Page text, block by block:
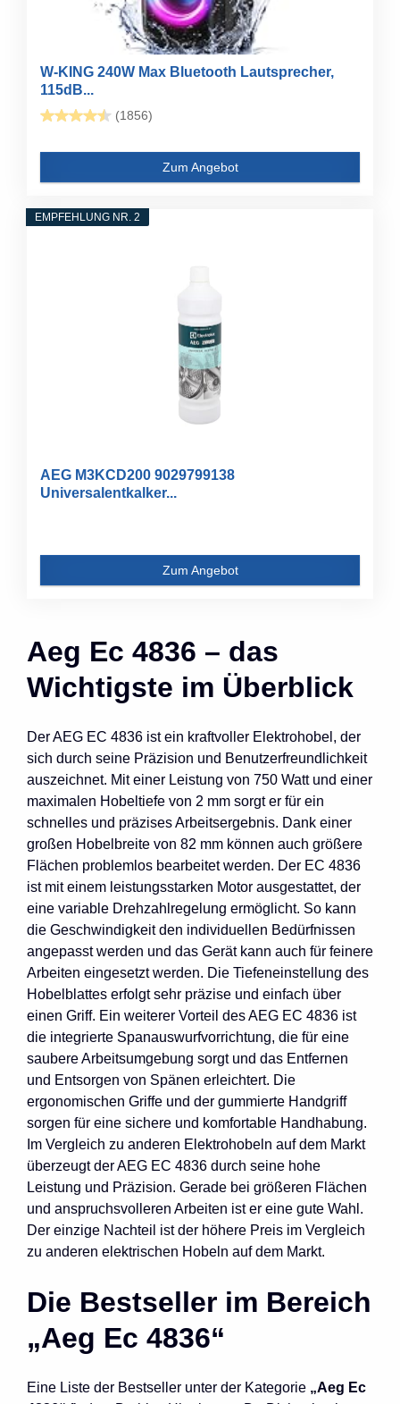
W-KING 240W Max Bluetooth Lautsprecher,
115dB...
(1856)
Zum Angebot
EMPFEHLUNG NR. 2
AEG M3KCD200 9029799138
Universalentkalker...
Zum Angebot
Aeg Ec 4836 – das
Wichtigste im Überblick
Der AEG EC 4836 ist ein kraftvoller Elektrohobel, der
sich durch seine Präzision und Benutzerfreundlichkeit
auszeichnet. Mit einer Leistung von 750 Watt und einer
maximalen Hobeltiefe von 2 mm sorgt er für ein
schnelles und präzises Arbeitsergebnis. Dank einer
großen Hobelbreite von 82 mm können auch größere
Flächen problemlos bearbeitet werden. Der EC 4836
ist mit einem leistungsstarken Motor ausgestattet, der
eine variable Drehzahlregelung ermöglicht. So kann
die Geschwindigkeit den individuellen Bedürfnissen
angepasst werden und das Gerät kann auch für feinere
Arbeiten eingesetzt werden. Die Tiefeneinstellung des
Hobelblattes erfolgt sehr präzise und einfach über
einen Griff. Ein weiterer Vorteil des AEG EC 4836 ist
die integrierte Spanauswurfvorrichtung, die für eine
saubere Arbeitsumgebung sorgt und das Entfernen
und Entsorgen von Spänen erleichtert. Die
ergonomischen Griffe und der gummierte Handgriff
sorgen für eine sichere und komfortable Handhabung.
Im Vergleich zu anderen Elektrohobeln auf dem Markt
überzeugt der AEG EC 4836 durch seine hohe
Leistung und Präzision. Gerade bei größeren Flächen
und anspruchsvolleren Arbeiten ist er eine gute Wahl.
Der einzige Nachteil ist der höhere Preis im Vergleich
zu anderen elektrischen Hobeln auf dem Markt.
Die Bestseller im Bereich
„Aeg Ec 4836“
Eine Liste der Bestseller unter der Kategorie „Aeg Ec